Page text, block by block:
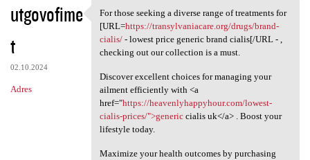
utgovofime
t
02.10.2024
Adres
For those seeking a diverse
For those seeking a diverse range of treatments for
[URL=https://transylvaniacare.org/drugs/brand-
cialis/- lowest price generic brand cialis[/URL - ,
checking out our collection is a must.
Discover excellent choices for managing your
ailment efficiently with <a
href="https://heavenlyhappyhour.com/lowest-
cialis-prices/">genericcialis uk</a> . Boost your
lifestyle today.
Maximize your health outcomes by purchasing